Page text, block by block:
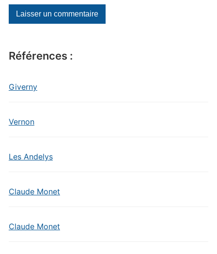
Références :
Giverny
Vernon
Les Andelys
Claude Monet
Claude Monet